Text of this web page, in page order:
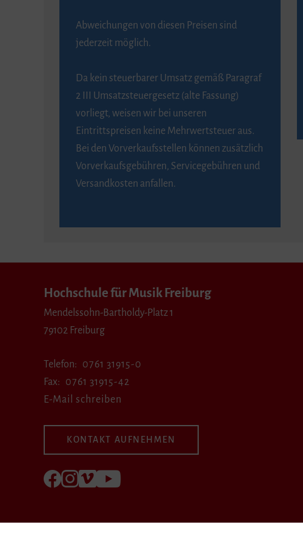
Abweichungen von diesen Preisen sind
jederzeit möglich.
Da kein steuerbarer Umsatz gemäß Paragraf
2 III Umsatzsteuergesetz (alte Fassung)
vorliegt, weisen wir bei unseren
Eintrittspreisen keine Mehrwertsteuer aus.
Bei den Vorverkaufsstellen können zusätzlich
Vorverkaufsgebühren, Servicegebühren und
Versandkosten anfallen.
Hochschule für Musik Freiburg
Mendelssohn-Bartholdy-Platz 1
79102 Freiburg
Telefon
0761 31915-0
Fax
0761 31915-42
E-Mail schreiben
KONTAKT AUFNEHMEN
Folgen Sie uns auf Facebook
Folgen Sie uns auf Instagram
Besuchen Sie uns bei Vimeo